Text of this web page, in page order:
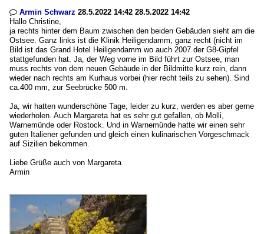
 Armin Schwarz 28.5.2022 14:42 28.5.2022 14:42
Hallo Christine,
ja rechts hinter dem Baum zwischen den beiden Gebäuden sieht am die
Ostsee. Ganz links ist die Klinik Heiligendamm, ganz recht (nicht im
Bild ist das Grand Hotel Heiligendamm wo auch 2007 der G8-Gipfel
stattgefunden hat. Ja, der Weg vorne im Bild führt zur Ostsee, man
muss rechts von dem neuen Gebäude in der Bildmitte kurz rein, dann
wieder nach rechts am Kurhaus vorbei (hier recht teils zu sehen). Sind
ca.400 mm, zur Seebrücke 500 m.
Ja, wir hatten wunderschöne Tage, leider zu kurz, werden es aber gerne
wiederholen. Auch Margareta hat es sehr gut gefallen, ob Molli,
Warnemünde oder Rostock. Und in Warnemünde hatte wir einen sehr
guten Italiener gefunden und gleich einen kulinarischen Vorgeschmack
auf Sizilien bekommen.
Liebe Grüße auch von Margareta
Armin